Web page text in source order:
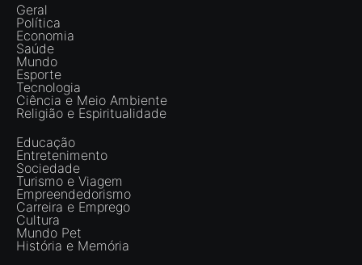
Geral
Política
Economia
Saúde
Mundo
Esporte
Tecnologia
Ciência e Meio Ambiente
Religião e Espiritualidade
Educação
Entretenimento
Sociedade
Turismo e Viagem
Empreendedorismo
Carreira e Emprego
Cultura
Mundo Pet
História e Memória